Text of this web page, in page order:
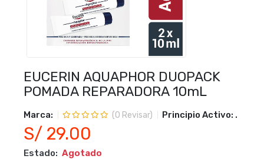
EUCERIN AQUAPHOR DUOPACK
POMADA REPARADORA 10mL
Marca: (0 Revisar) Principio Activo: .
S/ 29.00
Estado: Agotado